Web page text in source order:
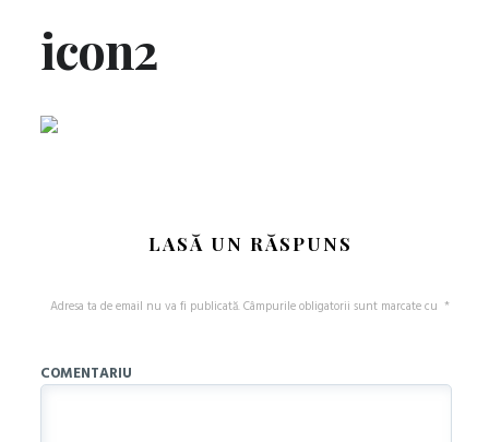
icon2
LASĂ UN RĂSPUNS
Adresa ta de email nu va fi publicată.Câmpurile obligatorii sunt marcate cu *
COMENTARIU